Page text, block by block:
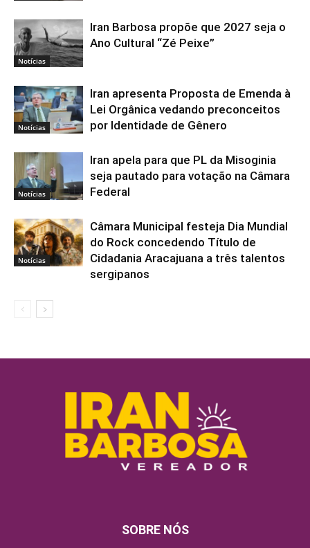
Notícias
Iran Barbosa propõe que 2027 seja o
Ano Cultural “Zé Peixe”
Notícias
Iran apresenta Proposta de Emenda à
Lei Orgânica vedando preconceitos
por Identidade de Gênero
Notícias
Iran apela para que PL da Misoginia
seja pautado para votação na Câmara
Federal
Notícias
Câmara Municipal festeja Dia Mundial
do Rock concedendo Título de
Cidadania Aracajuana a três talentos
sergipanos
SOBRE NÓS